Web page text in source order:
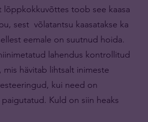
lõppkokkuvõttes toob see kaasa
sest võlatantsu kaasatakse ka
eemale on suutnud hoida.
lahendus kontrollitud
hävitab lihtsalt inimeste
kui need on
Kuld on siin heaks